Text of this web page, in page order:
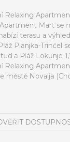
Relaxing
Mart se
terasu a
Planjka-Trinćel
a Pláž Lokunje
Relaxing
městě Novalja